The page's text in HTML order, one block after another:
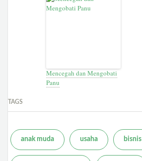
Mencegah dan Mengobati
Panu
TAGS
anak muda usaha bisnis